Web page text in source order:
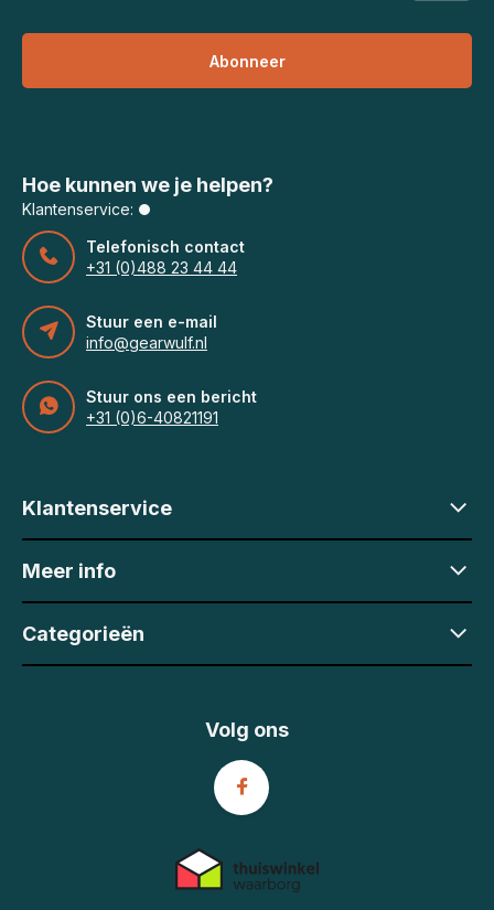
Abonneer
Hoe kunnen we je helpen?
Klantenservice:
Telefonisch contact
+31 (0)488 23 44 44
Stuur een e-mail
info@gearwulf.nl
Stuur ons een bericht
+31 (0)6-40821191
Klantenservice
Meer info
Categorieën
Volg ons